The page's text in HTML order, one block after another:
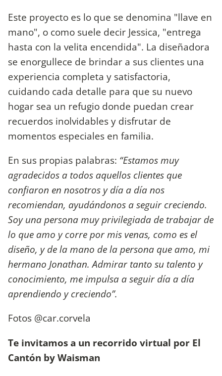
Este proyecto es lo que se denomina "llave en
mano", o como suele decir Jessica, "entrega
hasta con la velita encendida". La diseñadora
se enorgullece de brindar a sus clientes una
experiencia completa y satisfactoria,
cuidando cada detalle para que su nuevo
hogar sea un refugio donde puedan crear
recuerdos inolvidables y disfrutar de
momentos especiales en familia.
En sus propias palabras: “Estamos muy
agradecidos a todos aquellos clientes que
confiaron en nosotros y día a día nos
recomiendan, ayudándonos a seguir creciendo.
Soy una persona muy privilegiada de trabajar de
lo que amo y corre por mis venas, como es el
diseño, y de la mano de la persona que amo, mi
hermano Jonathan. Admirar tanto su talento y
conocimiento, me impulsa a seguir día a día
aprendiendo y creciendo”.
Fotos @car.corvela
Te invitamos a un recorrido virtual por El
Cantón by Waisman